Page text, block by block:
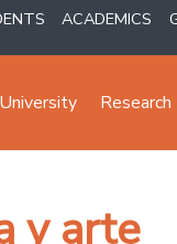
ACADEMICS
Research
y arte